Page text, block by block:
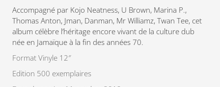
Accompagné par Kojo Neatness, U Brown, Marina P.,
Thomas Anton, Jman, Danman, Mr Williamz, Twan Tee, cet
album célèbre l’héritage encore vivant de la culture dub
née en Jamaïque à la fin des années 70.
Format Vinyle 12″
Edition 500 exemplaires